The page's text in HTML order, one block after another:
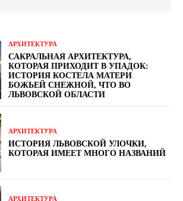
АРХИТЕКТУРА
САКРАЛЬНАЯ АРХИТЕКТУРА,
КОТОРАЯ ПРИХОДИТ В УПАДОК:
ИСТОРИЯ КОСТЕЛА МАТЕРИ
БОЖЬЕЙ СНЕЖНОЙ, ЧТО ВО
ЛЬВОВСКОЙ ОБЛАСТИ
АРХИТЕКТУРА
ИСТОРИЯ ЛЬВОВСКОЙ УЛОЧКИ,
КОТОРАЯ ИМЕЕТ МНОГО НАЗВАНИЙ
АРХИТЕКТУРА